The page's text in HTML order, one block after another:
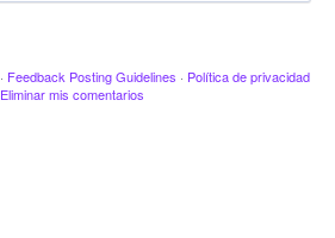
· Feedback Posting Guidelines · Política de privacidad
Eliminar mis comentarios